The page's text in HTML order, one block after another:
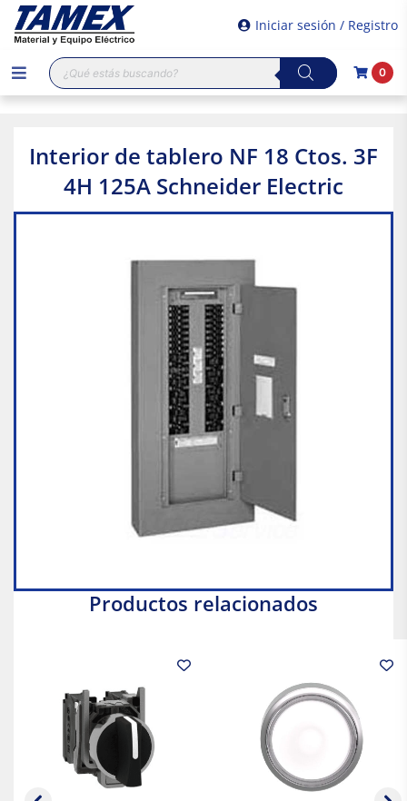
Iniciar sesión / Registro
Búsqueda
de
productos
0
Interior de tablero NF 18 Ctos. 3F
4H 125A Schneider Electric
Productos relacionados